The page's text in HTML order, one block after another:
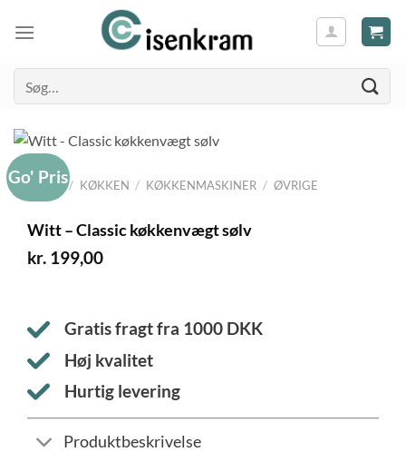
efter:
FORSIDE / KØKKEN / KØKKENMASKINER / ØVRIGE
Go' Pris
Witt – Classic køkkenvægt sølv
kr. 199,00
Gratis fragt fra 1000 DKK
Høj kvalitet
Hurtig levering
Produktbeskrivelse